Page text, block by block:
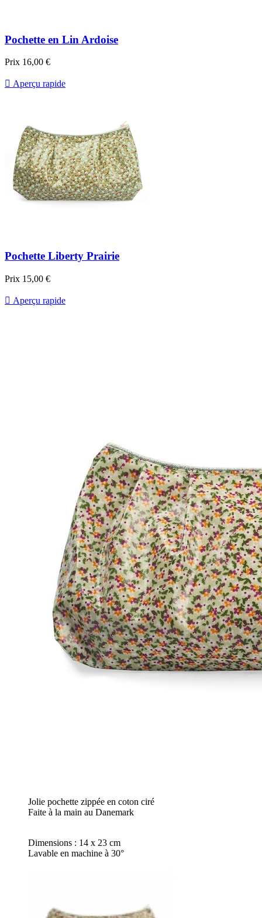
Pochette en Lin Ardoise
Prix 16,00 €
 Aperçu rapide
Pochette Liberty Prairie
Prix 15,00 €
 Aperçu rapide
Jolie pochette zippée en coton ciré
Faite à la main au Danemark
Dimensions : 14 x 23 cm
Lavable en machine à 30°